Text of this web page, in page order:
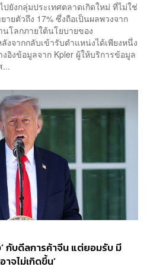
ปยังกลุ่มประเทศตลาดเกิดใหม่ ที่ไม่ใช่
ยตัวถึง 17% ซึ่งถือเป็นผลพวงจาก
นโลกภายใต้นโยบายของ
จากกลับเข้ารับตำแหน่งได้เพียงหนึ่ง
อิงข้อมูลจาก Kpler ผู้ให้บริการข้อมูล
...
กับดีลการค้าจีน แต่ยอมรับ มี
าจไม่เกิดขึ้น’